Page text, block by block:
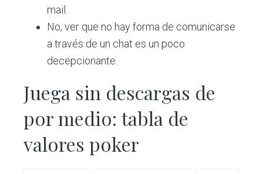
mail.
No, ver que no hay forma de comunicarse
a través de un chat es un poco
decepcionante.
Juega sin descargas de
por medio: tabla de
valores poker